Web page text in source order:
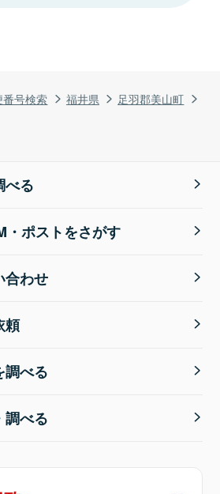
番号検索 福井県
足羽郡美山町
べる
・ポストをさがす
合わせ
頼
調べる
調べる